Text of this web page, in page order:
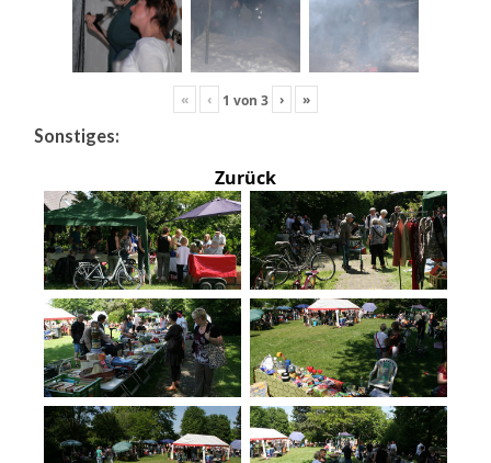
« ‹ 1 von 3 › »
Sonstiges:
Zurück